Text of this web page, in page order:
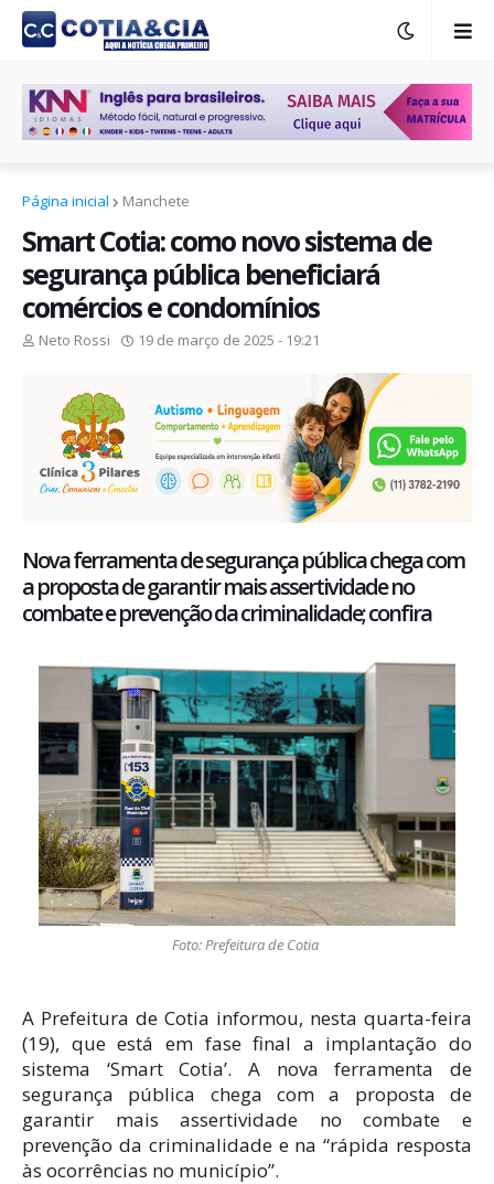
Página inicial Manchete
Smart Cotia: como novo sistema de
segurança pública beneficiará
comércios e condomínios
Neto Rossi 19 de março de 2025 - 19:21
Nova ferramenta de segurança pública chega com
a proposta de garantir mais assertividade no
combate e prevenção da criminalidade; confira
Foto: Prefeitura de Cotia
A Prefeitura de Cotia informou, nesta quarta-feira
(19), que está em fase final a implantação do
sistema ‘Smart Cotia’. A nova ferramenta de
segurança pública chega com a proposta de
garantir mais assertividade no combate e
prevenção da criminalidade e na “rápida resposta
às ocorrências no município”.